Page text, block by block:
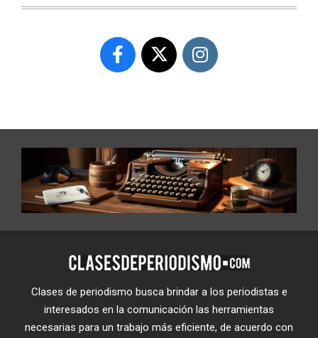
Clases de periodismo busca brindar a los periodistas e
interesados en la comunicación las herramientas
necesarias para un trabajo más eficiente, de acuerdo con